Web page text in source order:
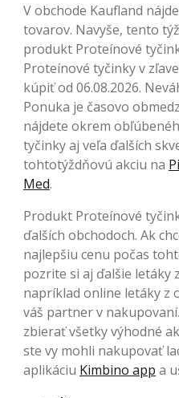
V obchode Kaufland
tovarov. Navyše, tento
produkt Proteínové
Proteínové tyčinky v
kúpiť od 06.08.2026.
Ponuka je časovo
nájdete okrem
tyčinky aj veľa ďalších
tohtotýždňovú akciu na
Med.
Produkt Proteínové
ďalších obchodoch. Ak
najlepšiu cenu počas
pozrite si aj ďalšie letáky
napríklad online letáky z
váš partner v
zbierať všetky výhodné
ste vy mohli nakupovať
aplikáciu Kimbino app a